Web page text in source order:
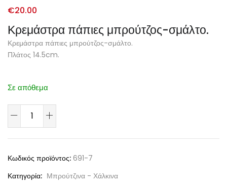
Κρεμάστρα πάπιες μπρούτζος-σμάλτο.
€20.00
Κρεμάστρα πάπιες μπρούτζος-σμάλτο.
Πλάτος 14.5cm.
Σε απόθεμα
Κωδικός προϊόντος: 691-7
Κατηγορία: Μπρούτζινα - Χάλκινα